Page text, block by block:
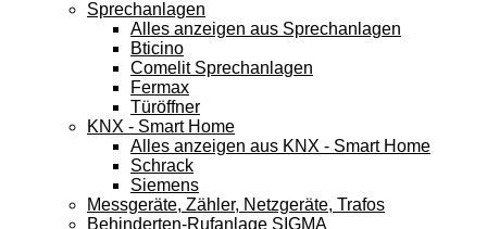
Sprechanlagen
Alles anzeigen aus Sprechanlagen
Bticino
Comelit Sprechanlagen
Fermax
Türöffner
KNX - Smart Home
Alles anzeigen aus KNX - Smart Home
Schrack
Siemens
Messgeräte, Zähler, Netzgeräte, Trafos
Behinderten-Rufanlage SIGMA